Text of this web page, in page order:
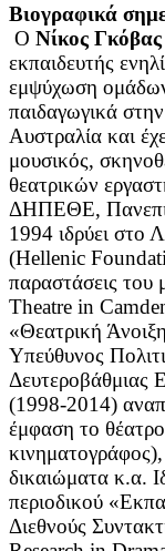
Βιογραφικά
Ο Νίκος Γκόβας
εκπαιδευτής
εμψύχωση
παιδαγωγικά
Αυστραλία και
μουσικός,
θεατρικών
ΔΗΠΕΘΕ,
1994 ιδρύει στο
(Hellenic
παραστάσεις του
Theatre in
«Θεατρική
Υπεύθυνος
Δευτεροβάθμιας
(1998-2014)
έμφαση το
δικαιώματα κ.α.
περιοδικού
Διεθνούς